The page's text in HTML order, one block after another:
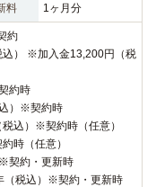
料 1ヶ月分
約
込） ※加入金13,200円（税
約時
）※契約時
込）※契約時（任意）
時（任意）
契約・更新時
（税込）※契約・更新時